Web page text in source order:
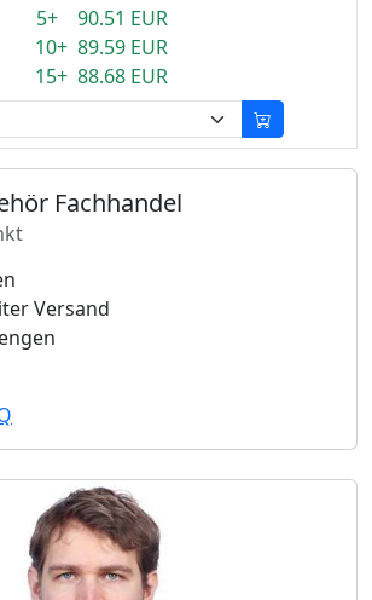
5+ 90.51 EUR
10+ 89.59 EUR
15+ 88.68 EUR
Fachhandel
Versand